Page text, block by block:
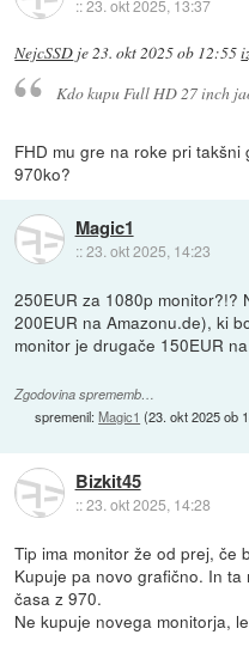
::23. okt 2025, 13:37
NejcSSD je23. okt 2025 ob 12:55
Kdo kupu Full HD 27 inch
FHD mu gre na roke pri
970ko?
Magic1
::23. okt 2025, 14:23
250EUR za 1080p monitor?!?
200EUR na Amazonu.de), ki
monitor je drugače 150EUR
Zgodovina sprememb…
spremenil:Magic1 (23. okt 2025 ob
Bizkit45
::23. okt 2025, 14:28
Tip ima monitor že od prej, če
Kupuje pa novo grafično. In
časa z 970.
Ne kupuje novega monitorja,